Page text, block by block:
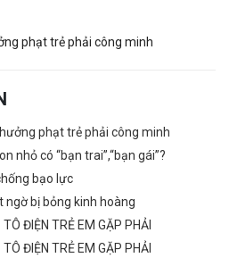
phạt trẻ phải công minh
phạt trẻ phải công minh
nhỏ có “bạn trai”,“bạn gái”?
bạo lực
ngờ bị bỏng kinh hoàng
ĐIỆN TRẺ EM GẶP PHẢI
ĐIỆN TRẺ EM GẶP PHẢI